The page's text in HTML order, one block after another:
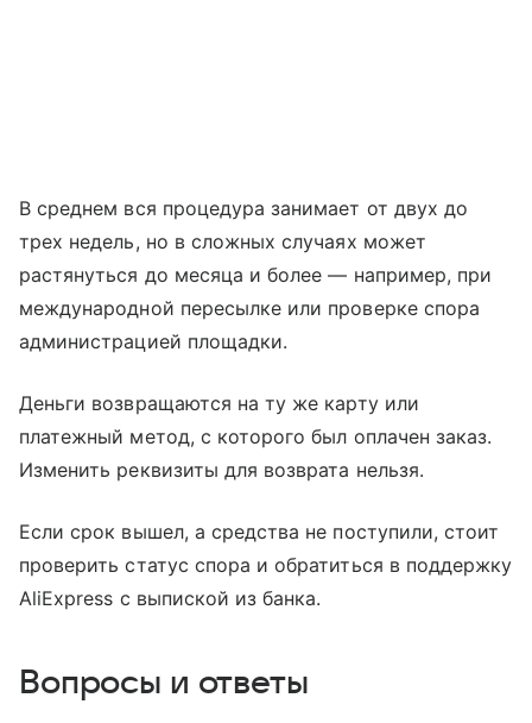
В среднем вся процедура занимает от двух до
трех недель, но в сложных случаях может
растянуться до месяца и более — например, при
международной пересылке или проверке спора
администрацией площадки.
Деньги возвращаются на ту же карту или
платежный метод, с которого был оплачен заказ.
Изменить реквизиты для возврата нельзя.
Если срок вышел, а средства не поступили, стоит
проверить статус спора и обратиться в поддержку
AliExpress с выпиской из банка.
Вопросы и ответы